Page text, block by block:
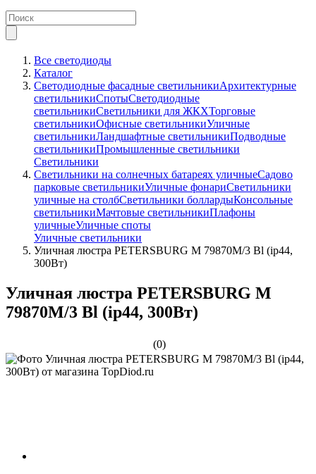
Все светодиоды
Каталог
Светодиодные фасадные светильникиАрхитектурные
светильникиСпотыСветодиодные
светильникиСветильники для ЖКХТорговые
светильникиОфисные светильникиУличные
светильникиЛандшафтные светильникиПодводные
светильникиПромышленные светильники
Светильники
Светильники на солнечных батареях уличныеСадово
парковые светильникиУличные фонариСветильники
уличные на столбСветильники боллардыКонсольные
светильникиМачтовые светильникиПлафоны
уличныеУличные споты
Уличные светильники
Уличная люстра PETERSBURG M 79870M/3 Bl (ip44,
300Вт)
Уличная люстра PETERSBURG M
79870M/3 Bl (ip44, 300Вт)
(0)